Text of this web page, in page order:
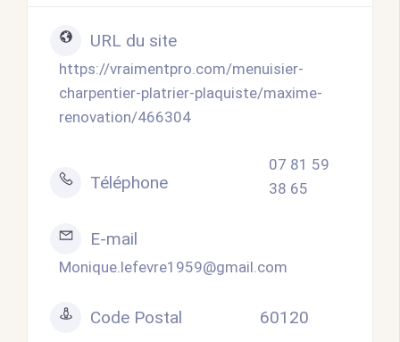
URL du site
https://vraimentpro.com/menuisier-
charpentier-platrier-plaquiste/maxime-
renovation/466304
Téléphone
07 81 59
38 65
E-mail
Monique.lefevre1959@gmail.com
Code Postal 60120